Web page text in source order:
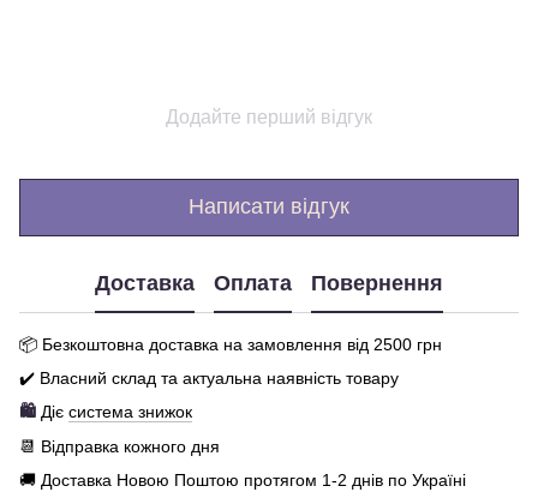
Додайте перший відгук
Написати відгук
Доставка Оплата Повернення
📦 Безкоштовна доставка на замовлення від 2500 грн
✔️ Власний склад та актуальна наявність товару
🛍️ Діє система знижок
📆 Відправка кожного дня
🚚 Доставка Новою Поштою протягом 1-2 днів по Україні